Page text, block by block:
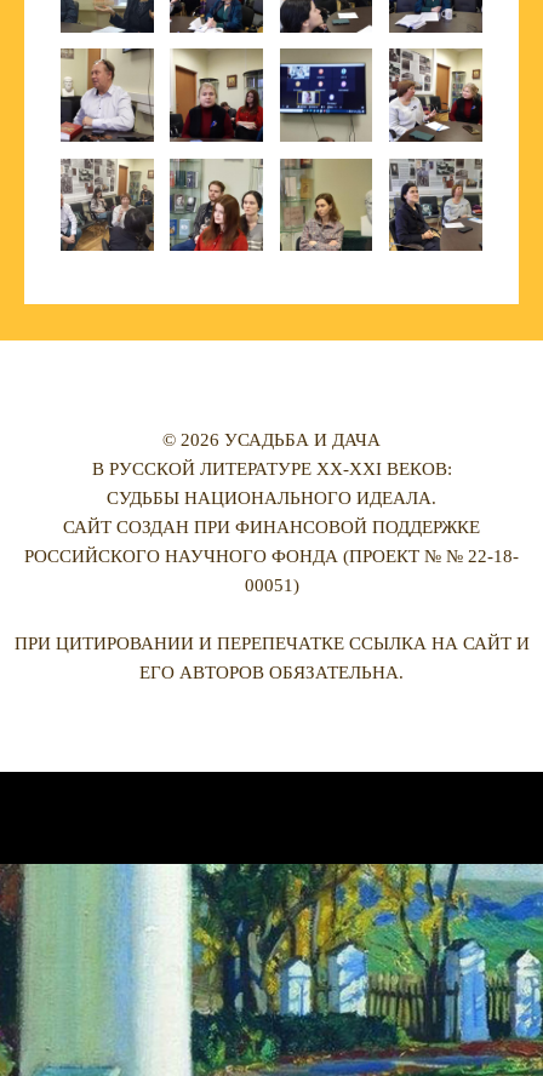
© 2026 УСАДЬБА И ДАЧА
В РУССКОЙ ЛИТЕРАТУРЕ XX-XXI ВЕКОВ:
СУДЬБЫ НАЦИОНАЛЬНОГО ИДЕАЛА.
САЙТ СОЗДАН ПРИ ФИНАНСОВОЙ ПОДДЕРЖКЕ
РОССИЙСКОГО НАУЧНОГО ФОНДА (ПРОЕКТ № № 22-18-
00051)
ПРИ ЦИТИРОВАНИИ И ПЕРЕПЕЧАТКЕ ССЫЛКА НА САЙТ И
ЕГО АВТОРОВ ОБЯЗАТЕЛЬНА.